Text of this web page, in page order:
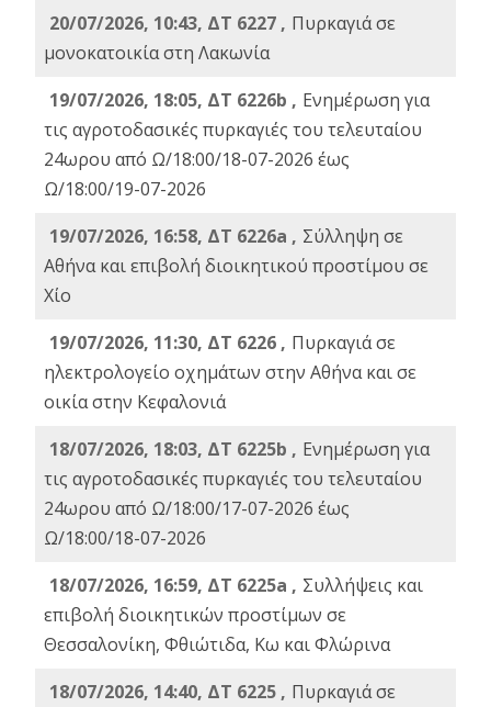
20/07/2026, 10:43, ΔΤ 6227 , Πυρκαγιά σε
μονοκατοικία στη Λακωνία
19/07/2026, 18:05, ΔΤ 6226b , Ενημέρωση για
τις αγροτοδασικές πυρκαγιές του τελευταίου
24ωρου από Ω/18:00/18-07-2026 έως
Ω/18:00/19-07-2026
19/07/2026, 16:58, ΔΤ 6226a , Σύλληψη σε
Αθήνα και επιβολή διοικητικού προστίμου σε
Χίο
19/07/2026, 11:30, ΔΤ 6226 , Πυρκαγιά σε
ηλεκτρολογείο οχημάτων στην Αθήνα και σε
οικία στην Κεφαλονιά
18/07/2026, 18:03, ΔΤ 6225b , Ενημέρωση για
τις αγροτοδασικές πυρκαγιές του τελευταίου
24ωρου από Ω/18:00/17-07-2026 έως
Ω/18:00/18-07-2026
18/07/2026, 16:59, ΔT 6225a , Συλλήψεις και
επιβολή διοικητικών προστίμων σε
Θεσσαλονίκη, Φθιώτιδα, Κω και Φλώρινα
18/07/2026, 14:40, ΔΤ 6225 , Πυρκαγιά σε